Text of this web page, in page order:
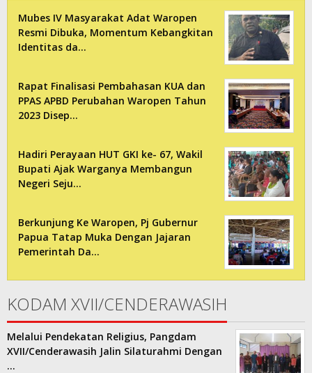
Mubes IV Masyarakat Adat Waropen
Resmi Dibuka, Momentum Kebangkitan
Identitas da…
Rapat Finalisasi Pembahasan KUA dan
PPAS APBD Perubahan Waropen Tahun
2023 Disep…
Hadiri Perayaan HUT GKI ke- 67, Wakil
Bupati Ajak Warganya Membangun
Negeri Seju…
Berkunjung Ke Waropen, Pj Gubernur
Papua Tatap Muka Dengan Jajaran
Pemerintah Da…
KODAM XVII/CENDERAWASIH
Melalui Pendekatan Religius, Pangdam
XVII/Cenderawasih Jalin Silaturahmi Dengan
…